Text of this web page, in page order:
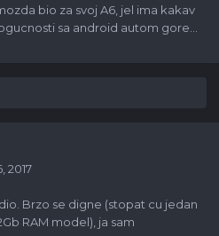
bio za svoj A6, jel ima kakav
sa android autom gore...
2017
Brzo se digne (stopat cu jedan
RAM model), ja sam